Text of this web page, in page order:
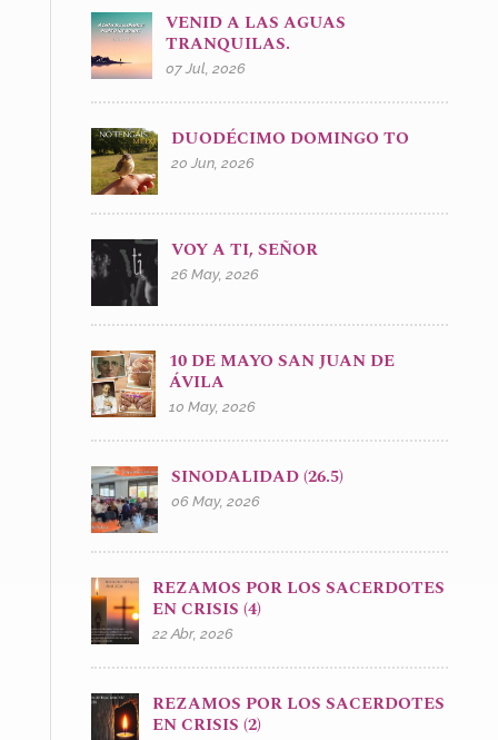
VENID A LAS AGUAS
TRANQUILAS.
07 Jul, 2026
DUODÉCIMO DOMINGO TO
20 Jun, 2026
VOY A TI, SEÑOR
26 May, 2026
10 DE MAYO SAN JUAN DE
ÁVILA
10 May, 2026
SINODALIDAD (26.5)
06 May, 2026
REZAMOS POR LOS SACERDOTES
EN CRISIS (4)
22 Abr, 2026
REZAMOS POR LOS SACERDOTES
EN CRISIS (2)